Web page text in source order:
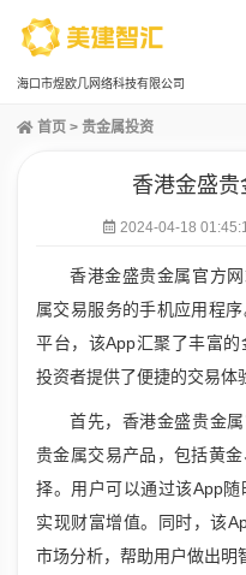
海口市煜欧几网络科技有限公司
首页 > 贵金属投资
香港金盛
2024-04-18
香港金盛贵金属官方
属交易服务的手机应用程
平台，该App汇聚了丰富
投资者提供了便捷的交易体
首先，香港金盛贵金
贵金属交易产品，包括黄
择。用户可以通过该App随
实现财富增值。同时，该
市场分析，帮助用户做出明